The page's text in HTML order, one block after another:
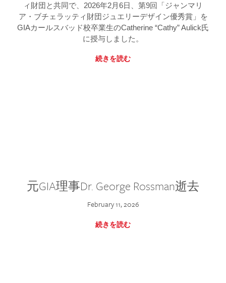
ィ財団と共同で、2026年2月6日、第9回「ジャンマリ
ア・ブチェラッティ財団ジュエリーデザイン優秀賞」を
GIAカールスバッド校卒業生のCatherine “Cathy” Aulick氏
に授与しました。
続きを読む
元GIA理事Dr. George Rossman逝去
February 11, 2026
続きを読む